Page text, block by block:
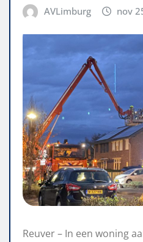
AVLimburg nov
Reuver – In een woning